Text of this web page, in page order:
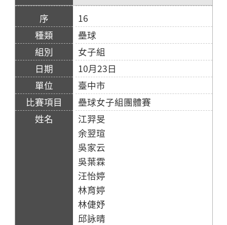
16
壘球
女子組
10月23日
臺中市
壘球女子組團體賽
江羿旻
余翌瑄
吳家云
吳葉霖
汪怡婷
林育婷
林倢妤
邱詠晴